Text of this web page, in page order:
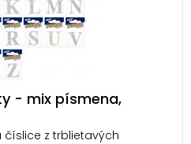
- mix písmena,
z trblietavých